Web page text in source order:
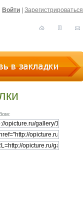
Войти Зарегистрироваться